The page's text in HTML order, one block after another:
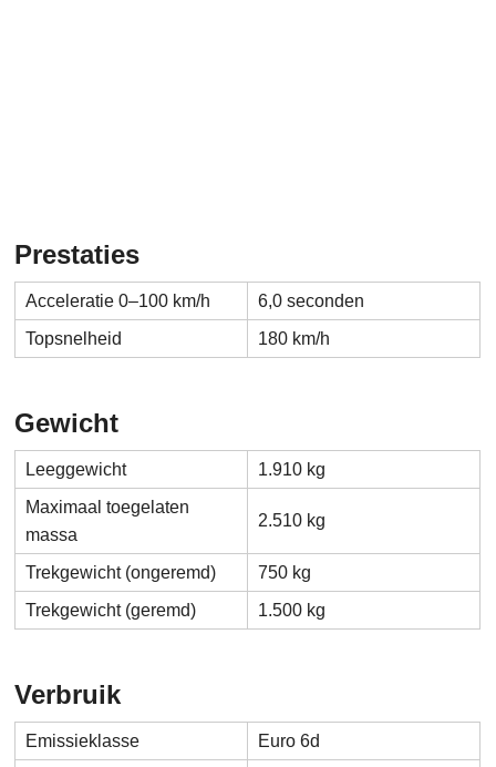
Prestaties
Acceleratie 0–100 km/h
6,0 seconden
Topsnelheid
180 km/h
Gewicht
Leeggewicht
1.910 kg
Maximaal toegelaten
massa
2.510 kg
Trekgewicht (ongeremd)
750 kg
Trekgewicht (geremd)
1.500 kg
Verbruik
Emissieklasse
Euro 6d